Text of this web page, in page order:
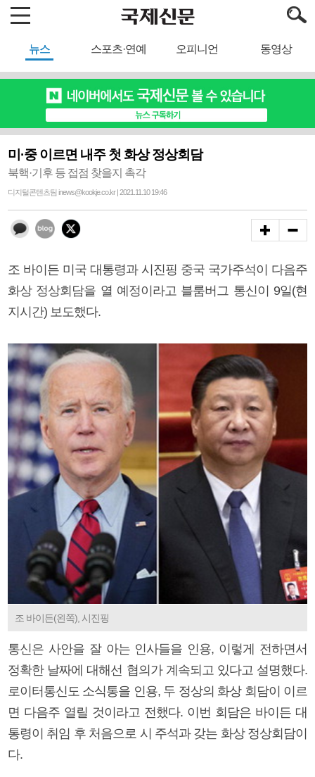
뉴스 스포츠·연예 오피니언 동영상
미·중 이르면 내주 첫 화상 정상회담
북핵·기후 등 접점 찾을지 촉각
디지털콘텐츠팀 inews@kookje.co.kr | 2021.11.10 19:46
조 바이든 미국 대통령과 시진핑 중국 국가주석이 다음주
화상 정상회담을 열 예정이라고 블룸버그 통신이 9일(현
지시간) 보도했다.
조 바이든(왼쪽), 시진핑
통신은 사안을 잘 아는 인사들을 인용, 이렇게 전하면서
정확한 날짜에 대해선 협의가 계속되고 있다고 설명했다.
로이터통신도 소식통을 인용, 두 정상의 화상 회담이 이르
면 다음주 열릴 것이라고 전했다. 이번 회담은 바이든 대
통령이 취임 후 처음으로 시 주석과 갖는 화상 정상회담이
다.